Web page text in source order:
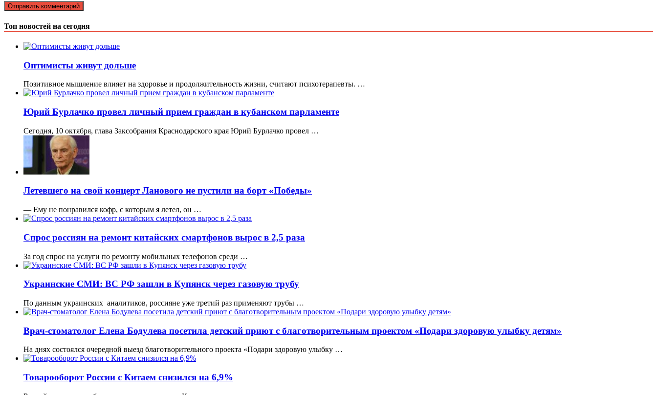
Топ новостей на сегодня
Оптимисты живут дольше
Позитивное мышление влияет на здоровье и продолжительность жизни, считают психотерапевты. …
Юрий Бурлачко провел личный прием граждан в кубанском парламенте
Сегодня, 10 октября, глава Заксобрания Краснодарского края Юрий Бурлачко провел …
Летевшего на свой концерт Ланового не пустили на борт «Победы»
— Ему не понравился кофр, с которым я летел, он …
Спрос россиян на ремонт китайских смартфонов вырос в 2,5 раза
За год спрос на услуги по ремонту мобильных телефонов среди …
Украинские СМИ: ВС РФ зашли в Купянск через газовую трубу
По данным украинских аналитиков, россияне уже третий раз применяют трубы …
Врач-стоматолог Елена Бодулева посетила детский приют с благотворительным проектом «Подари здоровую улыбку детям»
На днях состоялся очередной выезд благотворительного проекта «Подари здоровую улыбку …
Товарооборот России с Китаем снизился на 6,9%